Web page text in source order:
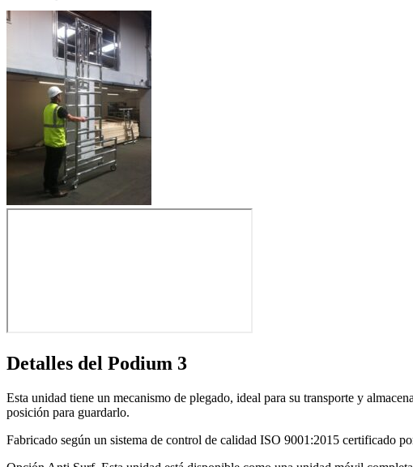
Detalles del Podium 3
Esta unidad tiene un mecanismo de plegado, ideal para su transporte y
posición para guardarlo.
Fabricado según un sistema de control de calidad ISO 9001:2015 certificado